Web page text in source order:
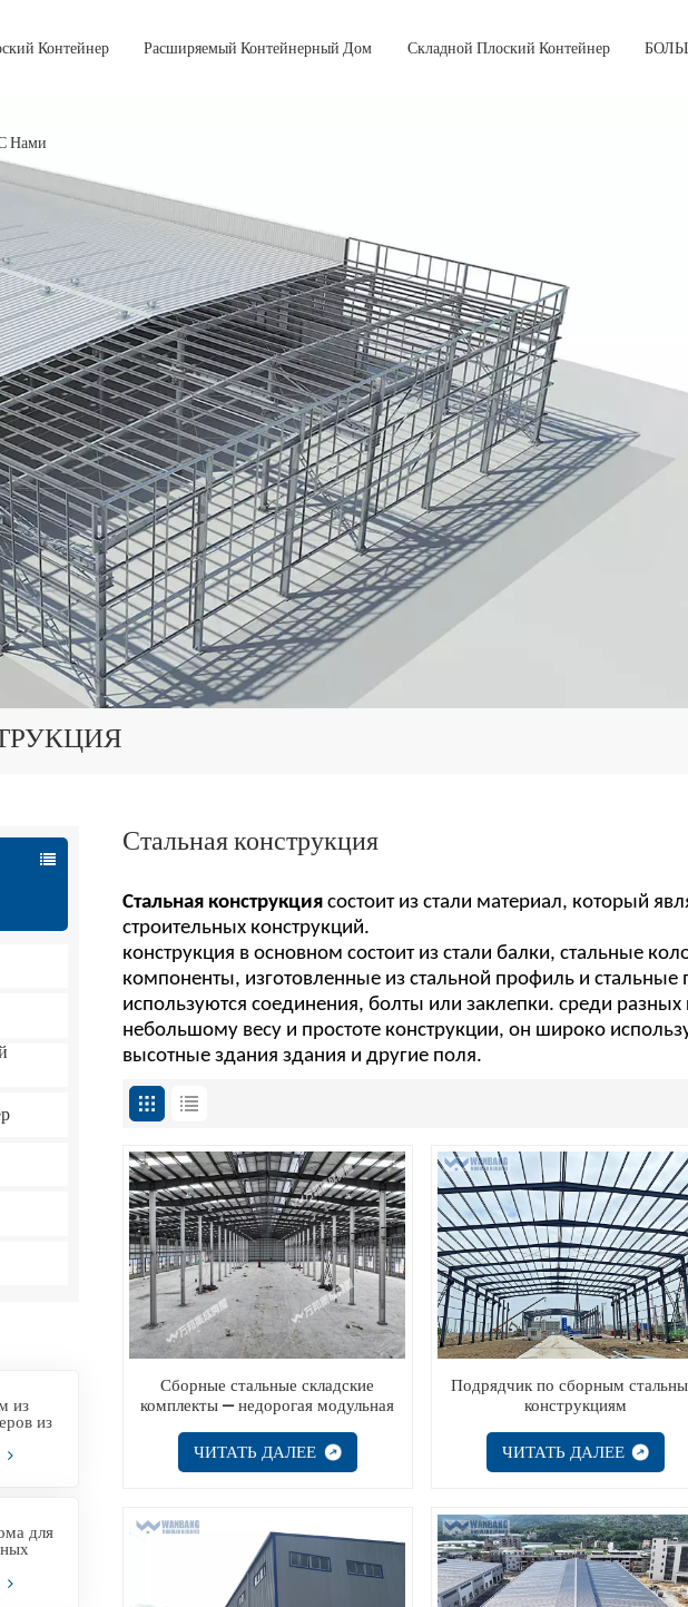
Контейнер Расширяемый Контейнерный Дом Складной Плоский Контейнер
Нами
из
из
для
Стальная конструкция
Стальная конструкциясостоит из стали материал, который
строительных конструкций.
конструкция в основном состоит из сталибалки, стальные
компоненты, изготовленные изстальной профиль и
используются соединения, болты или заклепки.среди разных
небольшому весу и простоте конструкции, он широко
высотные зданияздания и другие поля.
Сборные стальные складские
комплекты — недорогая модульная
хранения
ЧИТАТЬ ДАЛЕЕ
Подрядчик по сборным
конструкциям
ЧИТАТЬ ДАЛЕЕ